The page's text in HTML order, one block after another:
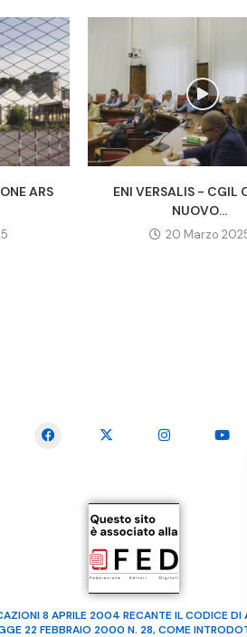
ARS
ENI VERSALIS - CGIL
NUOVO...
20 Marzo
8 APRILE 2004 RECANTE IL CODICE
22 FEBBRAIO 2000 N. 28, COME